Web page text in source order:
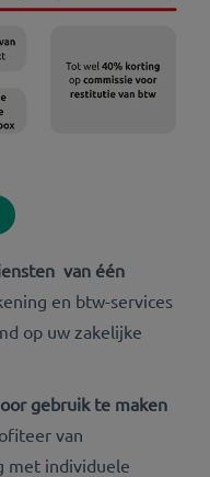
van één
en btw-services
op uw zakelijke
gebruik te maken
van
met individuele